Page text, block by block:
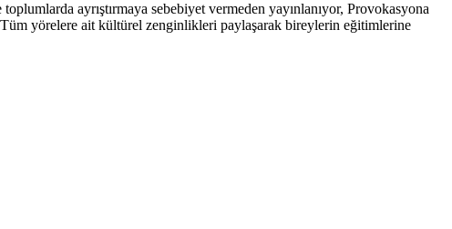
ayrıştırmaya sebebiyet vermeden yayınlanıyor, Provokasyona
yörelere ait kültürel zenginlikleri paylaşarak bireylerin eğitimlerine